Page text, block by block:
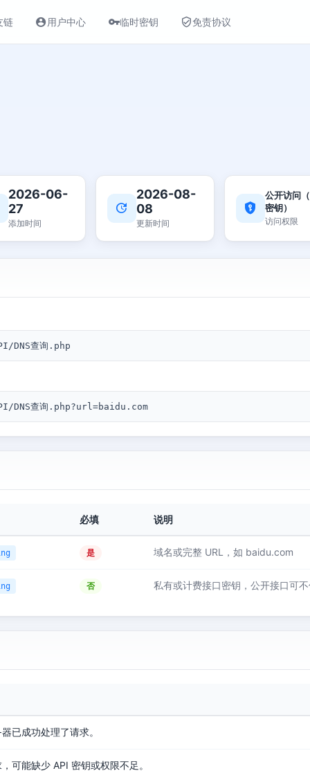
链 用户中心 临时密钥 免责协议
2026-06-
27
添加时间
2026-08-
08
更新时间
公开访问
密钥）
访问权限
查询.php
查询.php?url=baidu.com
必填 说明
是 域名或完整 URL，如 baidu.com
否 私有或计费接口密钥，公开接口可
已成功处理了请求。
可能缺少 API 密钥或权限不足。